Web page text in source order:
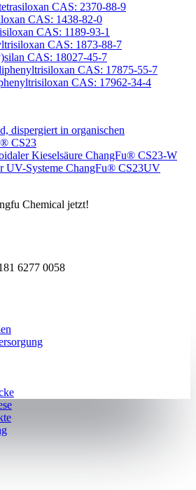
CAS: 2370-88-9
CAS: 1438-82-0
CAS: 1189-93-1
CAS: 1873-88-7
CAS: 18027-45-7
CAS: 17875-55-7
CAS: 17962-34-4
dispergiert in organischen
CS23
Kieselsäure ChangFu® CS23-W
UV-Systeme ChangFu® CS23UV
Chemical jetzt!
6277 0058